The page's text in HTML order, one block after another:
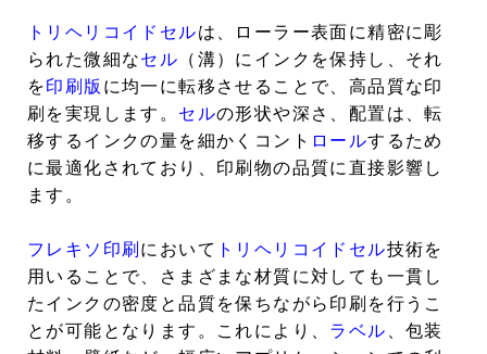
トリヘリコイドセルは、ローラー表面に精密に彫
られた微細なセル （溝）にインクを保持し、それ
を印刷版 に均一に転移させることで、高品質な印
刷を実現します。 セルの形状や深さ、配置は、転
移するインクの量を細かくコント ロールするため
に最適化されており、印刷物の品質に直接影響し
ます。
フレキソ印刷 において トリヘリコイドセル技術を
用いることで、さまざまな材質に対しても一貫し
たインクの密度と品質を保ちながら印刷を行うこ
とが可能となります。これにより、 ラベル 、包装